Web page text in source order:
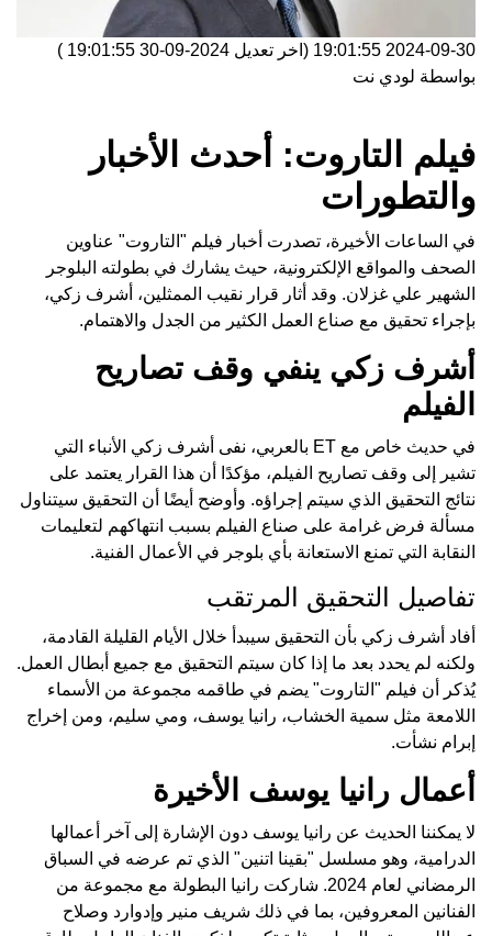
2024-09-30 19:01:55 (اخر تعديل 2024-09-30 19:01:55
)
بواسطة لودي نت
فيلم التاروت: أحدث الأخبار
والتطورات
في الساعات الأخيرة، تصدرت أخبار فيلم "التاروت" عناوين
الصحف والمواقع الإلكترونية، حيث يشارك في بطولته البلوجر
الشهير علي غزلان. وقد أثار قرار نقيب الممثلين، أشرف زكي،
بإجراء تحقيق مع صناع العمل الكثير من الجدل والاهتمام.
أشرف زكي ينفي وقف تصاريح
الفيلم
في حديث خاص مع ET بالعربي، نفى أشرف زكي الأنباء التي
تشير إلى وقف تصاريح الفيلم، مؤكدًا أن هذا القرار يعتمد على
نتائج التحقيق الذي سيتم إجراؤه. وأوضح أيضًا أن التحقيق سيتناول
مسألة فرض غرامة على صناع الفيلم بسبب انتهاكهم لتعليمات
النقابة التي تمنع الاستعانة بأي بلوجر في الأعمال الفنية.
تفاصيل التحقيق المرتقب
أفاد أشرف زكي بأن التحقيق سيبدأ خلال الأيام القليلة القادمة،
ولكنه لم يحدد بعد ما إذا كان سيتم التحقيق مع جميع أبطال العمل.
يُذكر أن فيلم "التاروت" يضم في طاقمه مجموعة من الأسماء
اللامعة مثل سمية الخشاب، رانيا يوسف، ومي سليم، ومن إخراج
إبرام نشأت.
أعمال رانيا يوسف الأخيرة
لا يمكننا الحديث عن رانيا يوسف دون الإشارة إلى آخر أعمالها
الدرامية، وهو مسلسل "بقينا اتنين" الذي تم عرضه في السباق
الرمضاني لعام 2024. شاركت رانيا البطولة مع مجموعة من
الفنانين المعروفين، بما في ذلك شريف منير وإدوارد وصلاح